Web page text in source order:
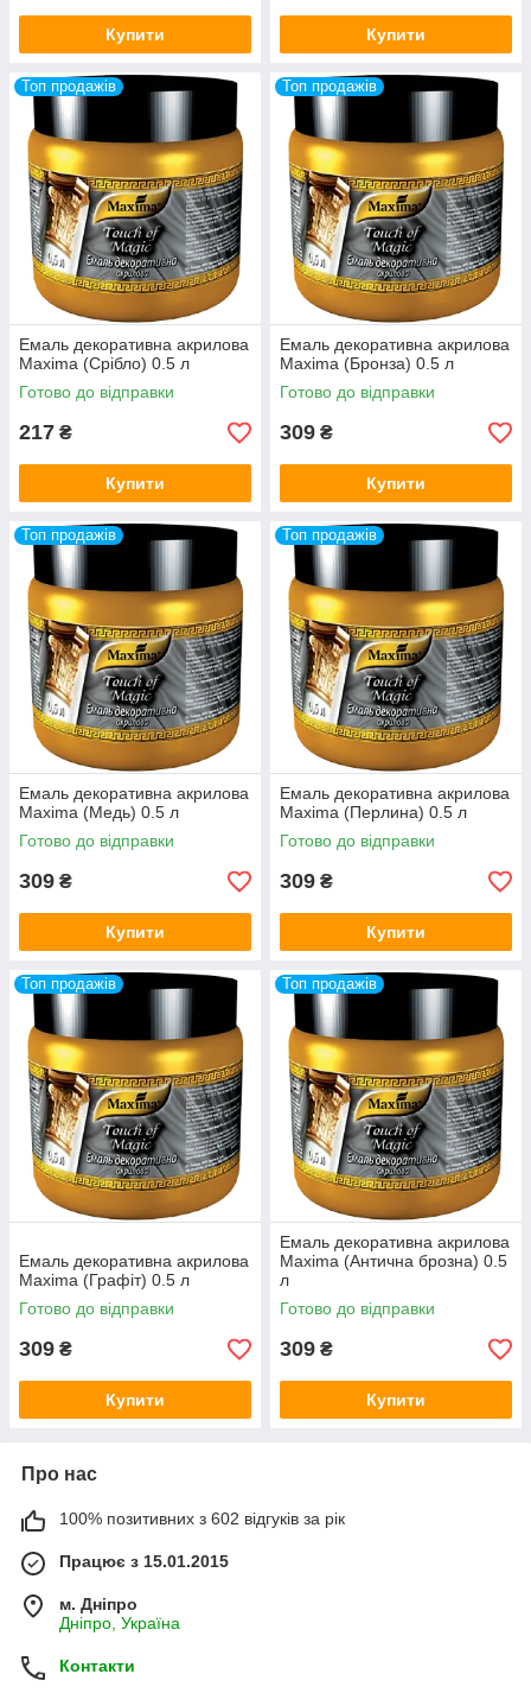
Купити Купити
Топ продажів
Емаль декоративна акрилова
Maxima (Срібло) 0.5 л
Готово до відправки
217 ₴
Купити
Топ продажів
Емаль декоративна акрилова
Maxima (Бронза) 0.5 л
Готово до відправки
309 ₴
Купити
Топ продажів
Емаль декоративна акрилова
Maxima (Медь) 0.5 л
Готово до відправки
309 ₴
Купити
Топ продажів
Емаль декоративна акрилова
Maxima (Перлина) 0.5 л
Готово до відправки
309 ₴
Купити
Топ продажів
Емаль декоративна акрилова
Maxima (Графіт) 0.5 л
Готово до відправки
309 ₴
Купити
Топ продажів
Емаль декоративна акрилова
Maxima (Антична брозна) 0.5
л
Готово до відправки
309 ₴
Купити
Про нас
100% позитивних з 602 відгуків за рік
Працює з 15.01.2015
м. Дніпро
Дніпро, Україна
Контакти